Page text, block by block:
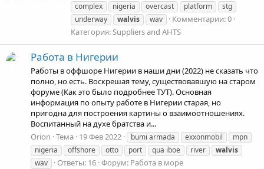
complex
nigeria overcast platform
stg
underway
walvis wav
Комментарии: 0
Категория: Suppliers and AHTS
Работа в Нигерии
Работы в оффшоре Нигерии в наши дни (2022) не сказать что
полно, но есть. Воскрешая тему, существовавшую на старом
форуме (Как это было подробнее ТУТ). Основная
информация по опыту работе в Нигерии старая, но
пригодна для построения картины о взаимоотношениях.
Воспитанный на духе братства и...
Orion Тема 19 Фев 2022 bumi armada exxonmobil
mpn
nigeria
offshore otto port qua iboe river
walvis
wav
Ответы: 16 Форум: Работа в море